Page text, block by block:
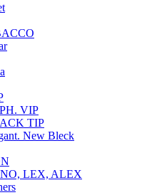
VIP
TIP
New Bleck
LEX, ALEX